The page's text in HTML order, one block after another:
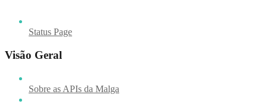
Status Page
Visão Geral
Sobre as APIs da Malga